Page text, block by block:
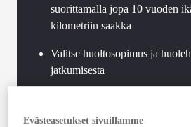
suorittamalla jopa 10 vuoden
kilometriin saakka
Valitse huoltosopimus ja
jatkumisesta
tekninen tarkastus
Evästeasetukset sivuillamme